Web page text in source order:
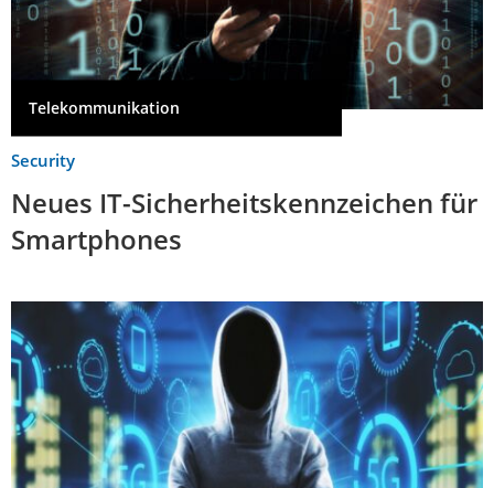
Telekommunikation
Security
Neues IT-Sicherheitskennzeichen für
Smartphones